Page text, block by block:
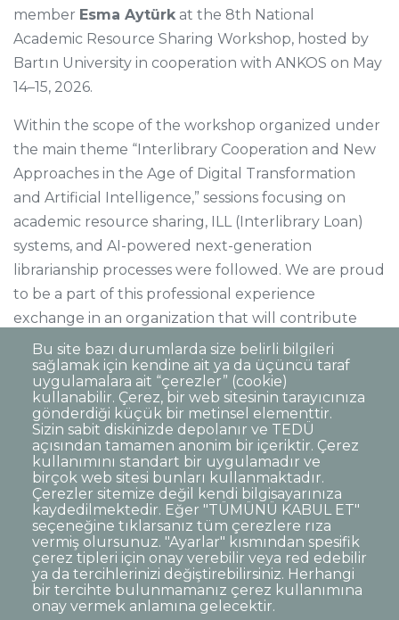
member Esma Aytürk at the 8th National
Academic Resource Sharing Workshop, hosted by
Bartın University in cooperation with ANKOS on May
14–15, 2026.
Within the scope of the workshop organized under
the main theme “Interlibrary Cooperation and New
Approaches in the Age of Digital Transformation
and Artificial Intelligence,” sessions focusing on
academic resource sharing, ILL (Interlibrary Loan)
systems, and AI-powered next-generation
librarianship processes were followed. We are proud
to be a part of this professional experience
exchange in an organization that will contribute
significantly to our institution's vision of librarianship.
Bu site bazı durumlarda size belirli bilgileri
sağlamak için kendine ait ya da üçüncü taraf
uygulamalara ait “çerezler” (cookie)
kullanabilir. Çerez, bir web sitesinin tarayıcınıza
gönderdiği küçük bir metinsel elementtir.
Sizin sabit diskinizde depolanır ve TEDÜ
açısından tamamen anonim bir içeriktir. Çerez
kullanımını standart bir uygulamadır ve
birçok web sitesi bunları kullanmaktadır.
Çerezler sitemize değil kendi bilgisayarınıza
kaydedilmektedir. Eğer "TÜMÜNÜ KABUL ET"
seçeneğine tıklarsanız tüm çerezlere rıza
vermiş olursunuz. "Ayarlar" kısmından spesifik
çerez tipleri için onay verebilir veya red edebilir
ya da tercihlerinizi değiştirebilirsiniz. Herhangi
bir tercihte bulunmamanız çerez kullanımına
onay vermek anlamına gelecektir.
Dipnot
Clarification Text on Personal Data
Processing
Disclaimer
Corporate Identity
Open Consent Statement
© TED University. Ziya Gökalp Caddesi No:48 06420, Kolej
Çankaya - Ankara